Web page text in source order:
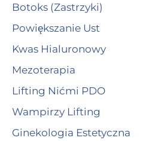
Botoks (Zastrzyki)
Powiększanie Ust
Kwas Hialuronowy
Mezoterapia
Lifting Nićmi PDO
Wampirzy Lifting
Ginekologia Estetyczna